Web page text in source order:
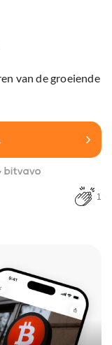
van de groeiende
1